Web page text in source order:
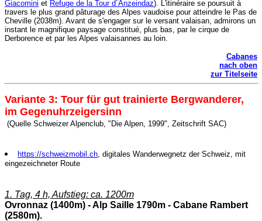
Giacomini et Refuge de la Tour d´Anzeindaz). L'itinéraire se poursuit à
travers le plus grand pâturage des Alpes vaudoise pour atteindre le Pas de
Cheville (2038m). Avant de s'engager sur le versant valaisan, admirons un
instant le magnifique paysage constitué, plus bas, par le cirque de
Derborence et par les Alpes valaisannes au loin.
Cabanes
nach oben
zur Titelseite
Variante 3: Tour für gut trainierte Bergwanderer,
im Gegenuhrzeigersinn
(Quelle Schweizer Alpenclub, "Die Alpen, 1999", Zeitschrift SAC)
https://schweizmobil.ch , digitales Wanderwegnetz der Schweiz, mit
eingezeichneter Route
1. Tag, 4 h, Aufstieg: ca. 1200m
Ovronnaz (1400m) - Alp Saille 1790m - Cabane Rambert
(2580m).